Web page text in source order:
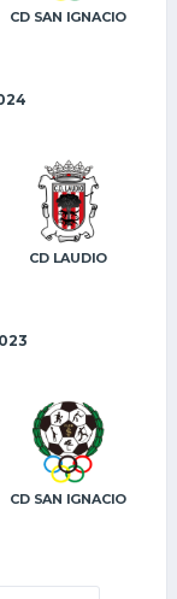
CD SAN IGNACIO
CD LAUDIO
CD SAN IGNACIO